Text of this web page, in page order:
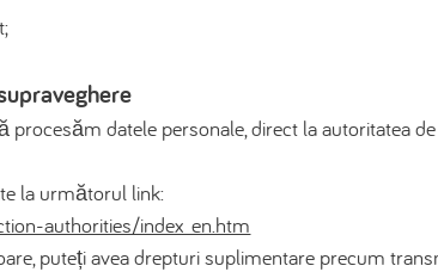
datele personale, direct la autoritatea de
la următorul link:
authorities/index_en.htm
puteți avea drepturi suplimentare precum